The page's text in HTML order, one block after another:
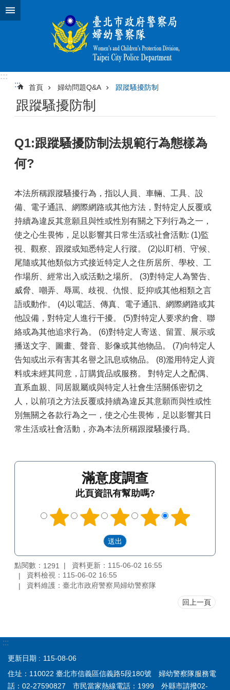
跳到主要內容區塊
:::
:::
首頁 婦幼問題Q&A 跟蹤騷擾防制
跟蹤騷擾防制
Q1:跟蹤騷擾防制法規範行為態樣為
何?
本法所稱跟蹤騷擾行為，指以人員、車輛、工具、設
備、電子通訊、網際網路或其他方法，對特定人反覆或
持續為違反其意願且與性或性別有關之下列行為之一，
使之心生畏怖，足以影響其日常生活或社會活動: (1)監
視、觀察、跟蹤或知悉特定人行蹤。 (2)以盯梢、守候、
尾隨或其他類似方式接近特定人之住所居所、學校、工
作場所、經常出入或活動之場所。 (3)對特定人為警告、
威脅、嘲弄、辱罵、歧視、仇恨、貶抑或其他相類之言
語或動作。 (4)以電話、傳真、電子通訊、網際網路或其
他設備，對特定人進行干擾。 (5)對特定人要求約會、聯
絡或為其他追求行為。 (6)對特定人寄送、留置、展示或
播送文字、圖畫、聲音、影像或其他物品。 (7)向特定人
告知或出示有害其名譽之訊息或物品。 (8)濫用特定人資
料或未經其同意，訂購貨品或服務。 對特定人之配偶、
直系血親、同居親屬或與特定人社會生活關係密切之
人，以前項之方法反覆或持續為違反其意願而與性或性
別無關之各款行為之一，使之心生畏怖，足以影響其日
常生活或社會活動，亦為本法所稱跟蹤騷擾行爲。
滿意度調查
此頁資訊有幫助嗎?
點閱數： 1291
資料更新：115-06-02 16:55
資料檢視：115-06-02 16:55
資料維護：臺北市政府警察局婦幼警察隊
回上一頁
:::
更新日期
115-08-06
住址：110022 臺北市信義區信義路5段180號 婦幼警察隊服務電
話：02-27590827 市民當家熱線電話：1999 外縣市請撥02-